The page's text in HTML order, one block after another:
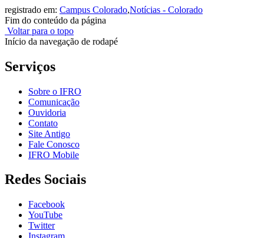
registrado em: Campus Colorado,Notícias - Colorado
Fim do conteúdo da página
Voltar para o topo
Início da navegação de rodapé
Serviços
Sobre o IFRO
Comunicação
Ouvidoria
Contato
Site Antigo
Fale Conosco
IFRO Mobile
Redes Sociais
Facebook
YouTube
Twitter